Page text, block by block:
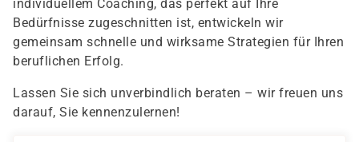
individuellem Coaching, das perfekt auf Ihre
Bedürfnisse zugeschnitten ist, entwickeln wir
gemeinsam schnelle und wirksame Strategien für Ihren
beruflichen Erfolg.
Lassen Sie sich unverbindlich beraten – wir freuen uns
darauf, Sie kennenzulernen!